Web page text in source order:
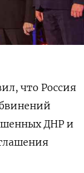
что Россия
ДНР и